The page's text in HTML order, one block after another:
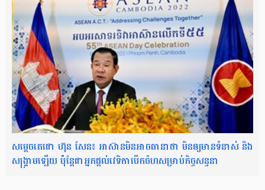
សម្តេចតេជោ ហ៊ុន សែន៖ អាស៊ានមិនអាចធានាថា មិនឲ្យមានទំនាស់ និង
សង្គ្រាមឡើយ ប៉ុន្ដែជាអ្នកផ្តល់វេទិកាបើកចំហសម្រាប់កិច្ចសន្ទនា